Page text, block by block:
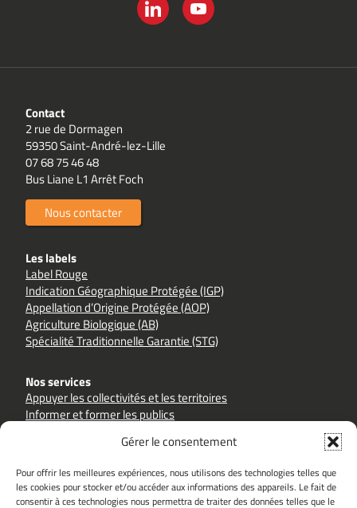
Gérer le consentement
Pour offrir les meilleures expériences, nous utilisons des technologies telles que
les cookies pour stocker et/ou accéder aux informations des appareils. Le fait de
consentir à ces technologies nous permettra de traiter des données telles que le
Contact
2 rue de Dormagen
59350 Saint-André-lez-Lille
07 68 75 46 48
Bus Liane L1 Arrêt Foch
Nous contacter
Les labels
Label Rouge
Indication Géographique Protégée (IGP)
Appellation d’Origine Protégée (AOP)
Agriculture Biologique (AB)
Spécialité Traditionnelle Garantie (STG)
Nos services
Appuyer les collectivités et les territoires
Informer et former les publics